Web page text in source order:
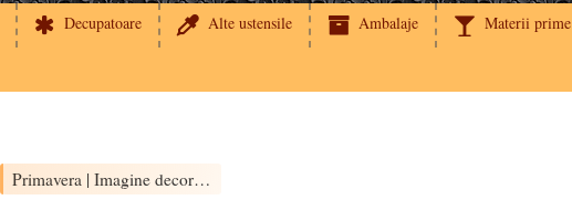
Decupatoare Alte ustensile Ambalaje Materii prime
Primavera | Imagine decor tort